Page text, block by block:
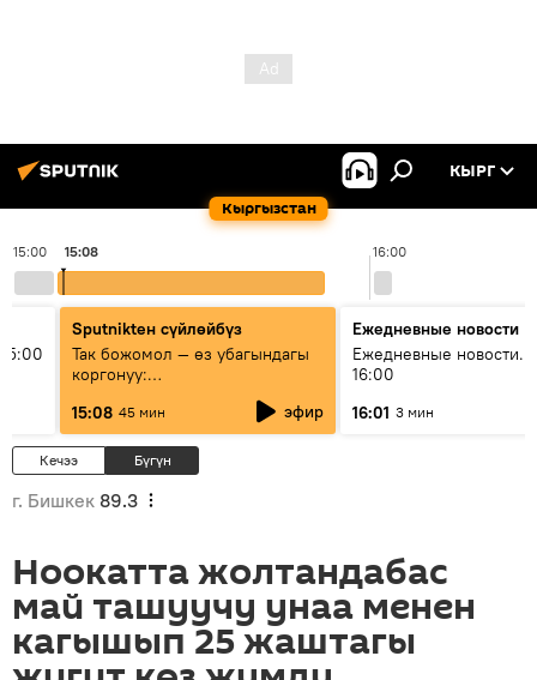
Кыргызстан
КЫРГ
15:00 16:00
15:08
Sputnikteн сүйлөйбүз
Так божомол — өз убагындагы
коргонуу:
гидрометеорологиялык кызмат
кантип өркүндөтүлүүдө
15:08 45 мин эфир
Ежедневные новости
Ежедневные новости.
16:00
16:01 3 мин
Кечээ Бүгүн
г. Бишкек 89.3
Ноокатта жолтандабас
май ташуучу унаа менен
кагышып 25 жаштагы